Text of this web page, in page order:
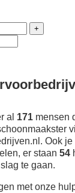
al 171 mensen
Ook je
er staan 54
te gaan.
met onze